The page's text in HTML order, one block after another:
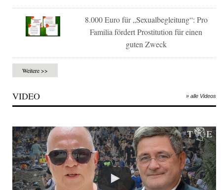
8.000 Euro für „Sexualbegleitung“: Pro
Familia fördert Prostitution für einen
guten Zweck
Weitere >>
VIDEO » alle Videos